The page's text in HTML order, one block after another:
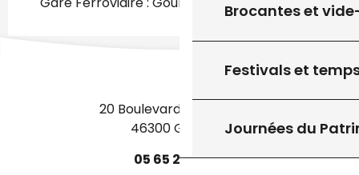
Brocantes et
Festivals et
Journées du
20 Boulevard des Martyrs
46300 Gourdon
05 65 275250